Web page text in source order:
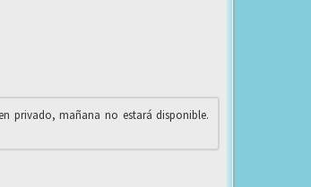
privado, mañana no estará disponible.